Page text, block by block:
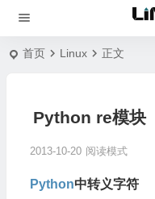
首页 Linux 正文
Python re模块
2013-10-20 阅读模式
Python中转义字符